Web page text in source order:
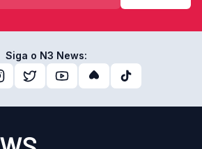
Siga o N3 News: